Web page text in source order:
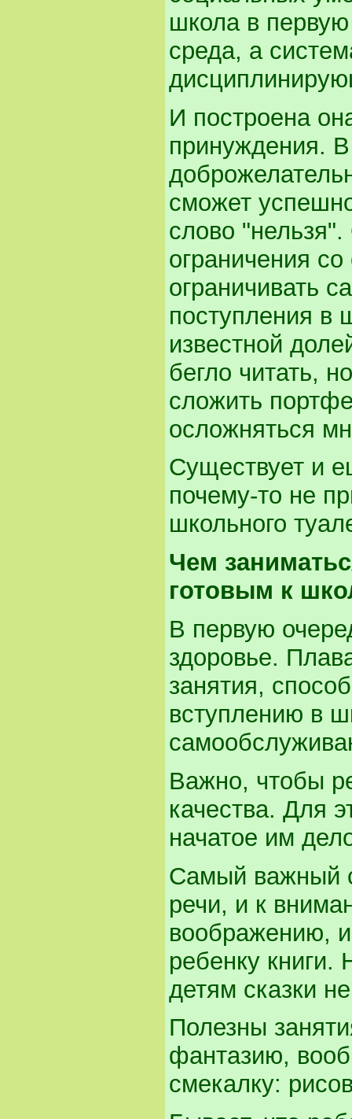
школа в
среда, а
И построена
принуждения.
сможет
слово
ограничения
ограничивать
поступления в
известной
бегло читать,
сложить
осложняться
Существует и
почему-то не
школьного
Чем
готовым к
В первую
здоровье.
занятия,
вступлению в
Важно, чтобы
качества. Для
начатое им
Самый важный
речи, и к
воображению,
ребенку книги.
детям сказки
Полезны
фантазию,
смекалку: